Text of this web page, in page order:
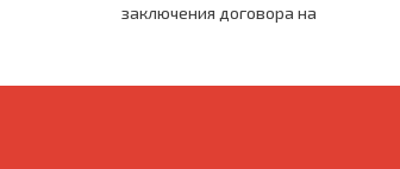
заключения договора на